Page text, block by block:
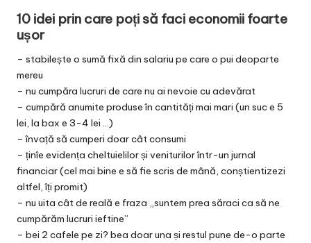
10 idei prin care poți să faci economii foarte
ușor
– stabilește o sumă fixă din salariu pe care o pui deoparte
mereu
– nu cumpăra lucruri de care nu ai nevoie cu adevărat
– cumpără anumite produse în cantități mai mari (un suc e 5
lei, la bax e 3-4 lei …)
– învață să cumperi doar cât consumi
– ținîe evidența cheltuielilor și veniturilor într-un jurnal
financiar (cel mai bine e să fie scris de mână, conștientizezi
altfel, îți promit)
– nu uita cât de reală e fraza „suntem prea săraci ca să ne
cumpărăm lucruri ieftine”
– bei 2 cafele pe zi? bea doar una și restul pune de-o parte